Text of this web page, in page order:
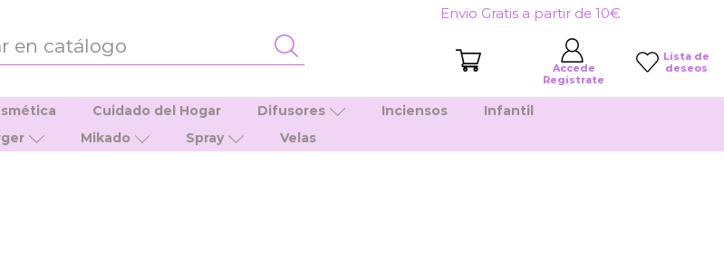
Envio Gratis a partir de 10€
ENTRADA
Accede
Registrate
Lista de
deseos
Cuidado del Hogar Difusores Inciensos
Infantil
Mikado Spray Velas